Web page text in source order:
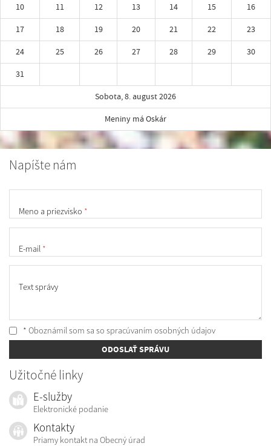
10
11 12 13 14 15
16
17
18 19 20 21 22
23
24
25 26 27 28 29
30
31
Sobota, 8. august 2026
Meniny má Oskár
Napíšte nám
Meno a priezvisko *
E-mail *
Text správy
* Oboznámil som sa so spracúvaním osobných údajov
ODOSLAŤ SPRÁVU
Užitočné linky
E-služby
Elektronické podanie
Kontakty
Priamy kontakt na Obecný úrad